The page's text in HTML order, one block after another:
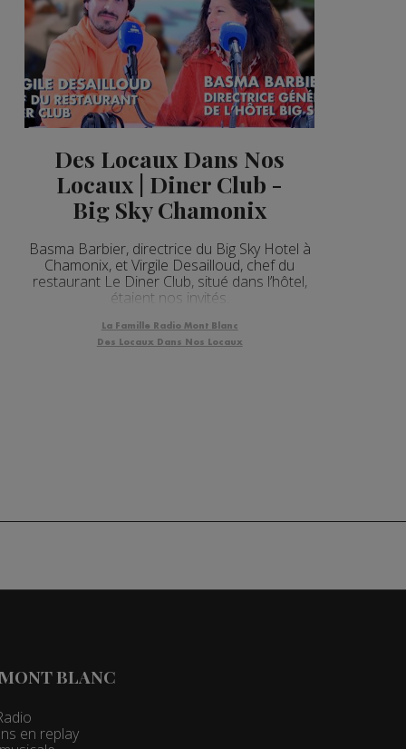
Des Locaux Dans Nos
Locaux | Diner Club -
Big Sky Chamonix
Basma Barbier, directrice du Big Sky Hotel à
Chamonix, et Virgile Desail­loud, chef du
restaurant Le Diner Club, situé dans l’hôtel,
étaient nos invités.
La Famille Radio Mont Blanc
Des Locaux Dans Nos Locaux
BLANC
en replay